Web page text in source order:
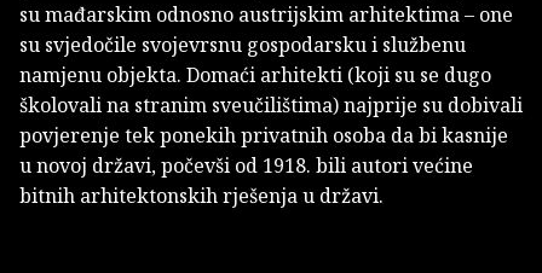
su mađarskim odnosno austrijskim arhitektima – one
su svjedočile svojevrsnu gospodarsku i službenu
namjenu objekta. Domaći arhitekti (koji su se dugo
školovali na stranim sveučilištima) najprije su dobivali
povjerenje tek ponekih privatnih osoba da bi kasnije
u novoj državi, počevši od 1918. bili autori većine
bitnih arhitektonskih rješenja u državi.